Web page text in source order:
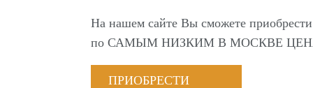
На нашем сайте Вы сможете
по САМЫМ НИЗКИМ В МОСКВЕ
ПРИОБРЕСТИ